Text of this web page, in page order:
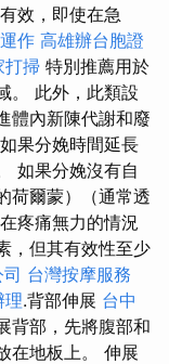
效，即使在急
作 高雄辦台胞證
打掃 特別推薦用於
。 此外，此類設
體內新陳代謝和廢
果分娩時間延長
如果分娩沒有自
荷爾蒙）（通常透
疼痛無力的情況
，但其有效性至少
台灣按摩服務
理.背部伸展 台中
背部，先將腹部和
在地板上。 伸展